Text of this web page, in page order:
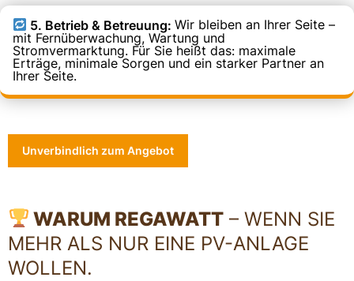
5. Betrieb & Betreuung:Wir bleiben an Ihrer Seite –
mit Fernüberwachung, Wartung und
Stromvermarktung. Für Sie heißt das: maximale
Erträge, minimale Sorgen und ein starker Partner an
Ihrer Seite.
Unverbindlich zum Angebot
WARUM REGAWATT – WENN SIE
MEHR ALS NUR EINE PV-ANLAGE
WOLLEN.